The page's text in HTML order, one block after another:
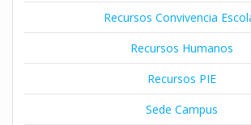
Recursos Convivencia
Recursos Humanos
Recursos PIE
Sede Campus